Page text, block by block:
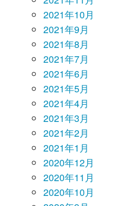
2021年10月
2021年9月
2021年8月
2021年7月
2021年6月
2021年5月
2021年4月
2021年3月
2021年2月
2021年1月
2020年12月
2020年11月
2020年10月